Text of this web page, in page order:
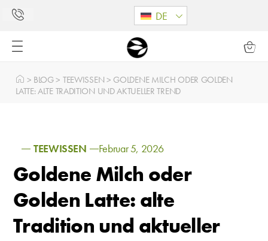
DE
> BLOG> TEEWISSEN > GOLDENE MILCH ODER GOLDEN
LATTE: ALTE TRADITION UND AKTUELLER TREND
TEEWISSEN Februar 5, 2026
Goldene Milch oder
Golden Latte: alte
Tradition und aktueller